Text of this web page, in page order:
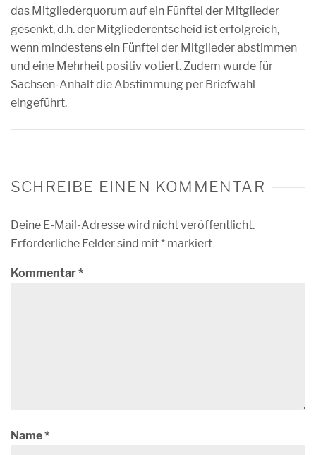
das Mitgliederquorum auf ein Fünftel der Mitglieder
gesenkt, d.h. der Mitgliederentscheid ist erfolgreich,
wenn mindestens ein Fünftel der Mitglieder abstimmen
und eine Mehrheit positiv votiert. Zudem wurde für
Sachsen-Anhalt die Abstimmung per Briefwahl
eingeführt.
SCHREIBE EINEN KOMMENTAR
Deine E-Mail-Adresse wird nicht veröffentlicht.
Erforderliche Felder sind mit* markiert
Kommentar*
Name*